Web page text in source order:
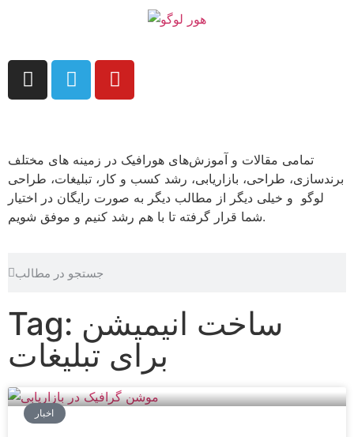
تمامی مقالات و آموزش‌های هورافیک در زمینه های مختلف
برندسازی، طراحی، بازاریابی، رشد کسب و کار، تبلیغات، طراحی
لوگو و خیلی دیگر از مطالب دیگر به صورت رایگان در اختیار
شما قرار گرفته تا با هم رشد کنیم و موفق شویم.
Tag: ساخت انیمیشن
برای تبلیغات
اخبار